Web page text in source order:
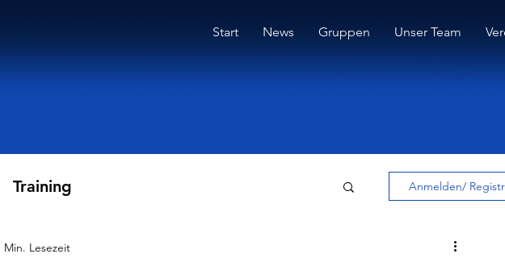
Start News Gruppen Unser Team
Training Anmelden/
Min. Lesezeit